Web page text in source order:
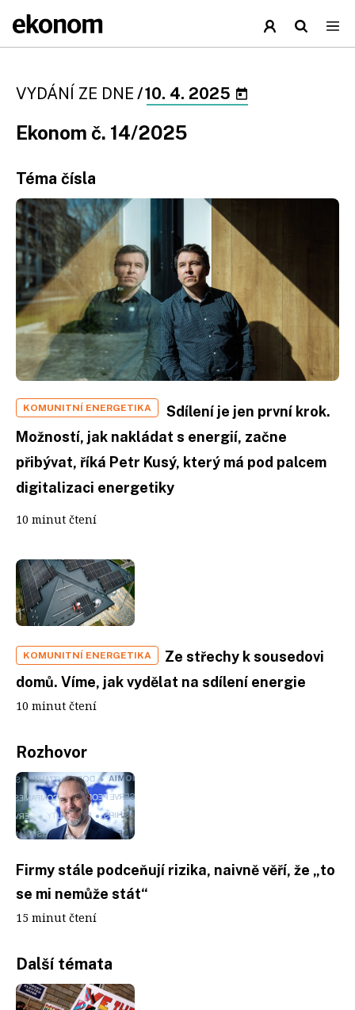
VYDÁNÍ ZE DNE /10. 4. 2025
Ekonom č. 14/2025
Téma čísla
KOMUNITNÍ ENERGETIKA
Sdílení je jen první krok.
Možností, jak nakládat s energií, začne
přibývat, říká Petr Kusý, který má pod palcem
digitalizaci energetiky
10 minut čtení
KOMUNITNÍ ENERGETIKA
Ze střechy k sousedovi
domů. Víme, jak vydělat na sdílení energie
10 minut čtení
Rozhovor
Firmy stále podceňují rizika, naivně věří, že „to
se mi nemůže stát“
15 minut čtení
Další témata